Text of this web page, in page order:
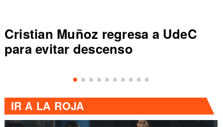
regresa a UdeC
Colo Colo
IR A LA ROJA